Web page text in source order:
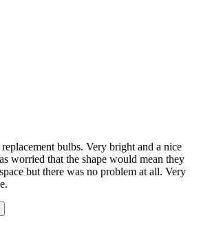
bulbs. Very bright and a nice
worried that the shape would mean they
but there was no problem at all. Very